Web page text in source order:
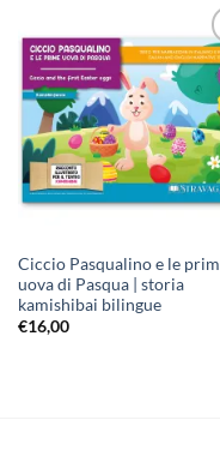
alla
Ciccio Pasqualino e le
uova di Pasqua | storia
kamishibai bilingue
€16,00